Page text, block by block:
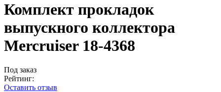
Комплект прокладок
выпускного коллектора
Mercruiser 18-4368
Под заказ
Рейтинг:
Оставить отзыв